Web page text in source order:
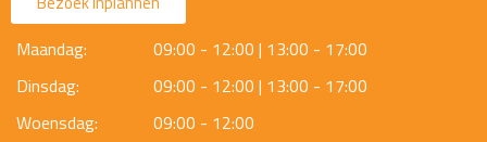
Maandag:
09:00 - 12:00 | 13:00 - 17:00
Dinsdag:
09:00 - 12:00 | 13:00 - 17:00
Woensdag:
09:00 - 12:00